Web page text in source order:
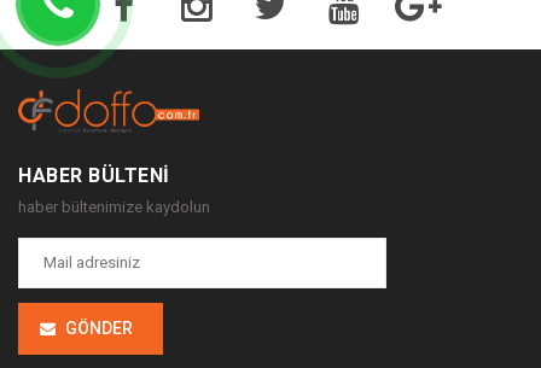
HABER BÜLTENI
haber bültenimize kaydolun
GÖNDER